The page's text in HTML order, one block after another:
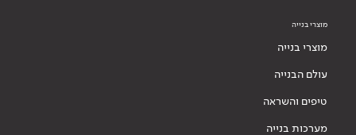
מוצרי בנייה
מוצרי בנייה
עולם הבנייה
טיפים והשראה
מערכות בנייה